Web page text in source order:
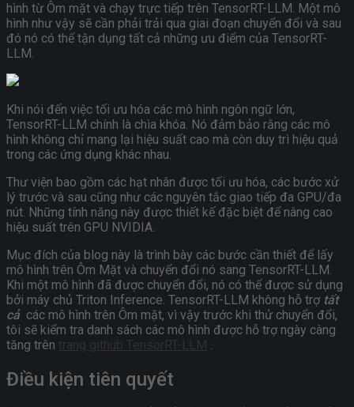
hình từ Ôm mặt và chạy trực tiếp trên TensorRT-LLM. Một mô
hình như vậy sẽ cần phải trải qua giai đoạn chuyển đổi và sau
đó nó có thể tận dụng tất cả những ưu điểm của TensorRT-
LLM.
Khi nói đến việc tối ưu hóa các mô hình ngôn ngữ lớn,
TensorRT-LLM chính là chìa khóa. Nó đảm bảo rằng các mô
hình không chỉ mang lại hiệu suất cao mà còn duy trì hiệu quả
trong các ứng dụng khác nhau.
Thư viện bao gồm các hạt nhân được tối ưu hóa, các bước xử
lý trước và sau cũng như các nguyên tắc giao tiếp đa GPU/đa
nút. Những tính năng này được thiết kế đặc biệt để nâng cao
hiệu suất trên GPU NVIDIA.
Mục đích của blog này là trình bày các bước cần thiết để lấy
mô hình trên Ôm Mặt và chuyển đổi nó sang TensorRT-LLM.
Khi một mô hình đã được chuyển đổi, nó có thể được sử dụng
bởi máy chủ Triton Inference. TensorRT-LLM không hỗ trợ tất
cả các mô hình trên Ôm mặt, vì vậy trước khi thử chuyển đổi,
tôi sẽ kiểm tra danh sách các mô hình được hỗ trợ ngày càng
tăng trên trang github TensorRT-LLM
Điều kiện tiên quyết